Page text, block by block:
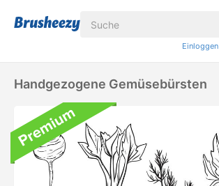
Einloggen
Handgezogene Gemüsebürsten